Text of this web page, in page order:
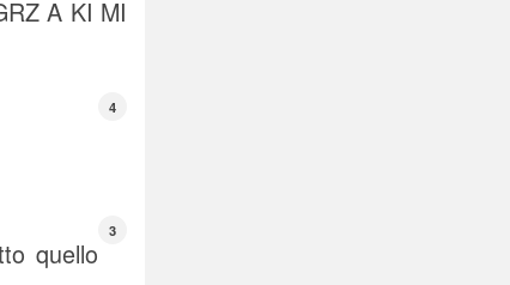
A KI MI
4
3
quello